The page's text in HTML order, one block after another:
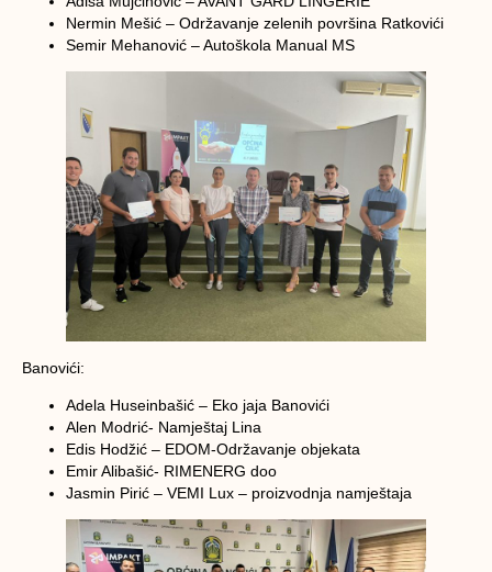
Nermin Mešić – Održavanje zelenih površina Ratkovići
Semir Mehanović – Autoškola Manual MS
Banovići:
Adela Huseinbašić – Eko jaja Banovići
Alen Modrić- Namještaj Lina
Edis Hodžić – EDOM-Održavanje objekata
Emir Alibašić- RIMENERG doo
Jasmin Pirić – VEMI Lux – proizvodnja namještaja